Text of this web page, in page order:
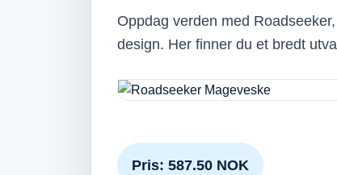
Oppdag verden med
design. Her finner du et bredt
Pris: 587.50 NOK